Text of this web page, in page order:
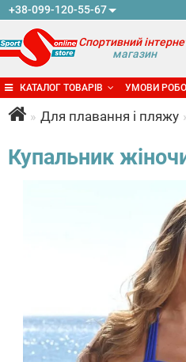
+38-099-120-55-67
Спортивний
магазин
КАТАЛОГ ТОВАРІВ УМОВИ
Для плавання і пляжу
Купальник